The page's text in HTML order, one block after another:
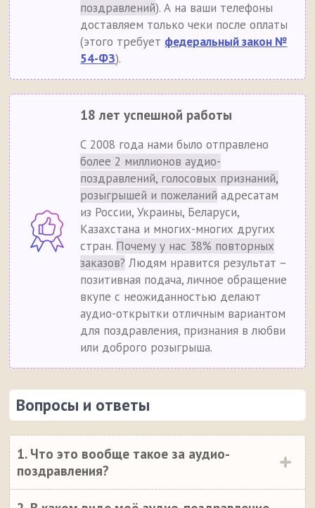
поздравлений). А на ваши телефоны
доставляем только чеки после оплаты
(этого требует федеральный закон №
54-ФЗ).
18 лет успешной работы
С 2008 года нами было отправлено
более 2 миллионов аудио-
поздравлений, голосовых признаний,
розыгрышей и пожеланий адресатам
из России, Украины, Беларуси,
Казахстана и многих-многих других
стран. Почему у нас 38% повторных
заказов? Людям нравится результат –
позитивная подача, личное обращение
вкупе с неожиданностью делают
аудио-открытки отличным вариантом
для поздравления, признания в любви
или доброго розыгрыша.
Вопросы и ответы
1. Что это вообще такое за аудио-
поздравления?